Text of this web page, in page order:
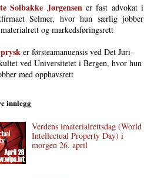
Solbakke Jørgensen er fast advokat i
Selmer, hvor hun særlig jobber
og markedsføringsrett
er førsteamanuensis ved Det Juri­
ved Uni­versi­tetet i Bergen, hvor hun
med opphavsrett
innlegg
Verdens imaterialrettsdag (World
Intellectual Property Day) i
morgen 26. april